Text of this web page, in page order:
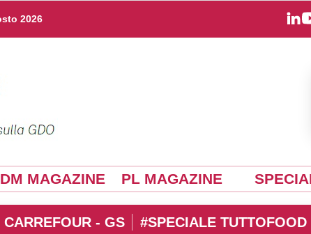
2026
DM MAGAZINE PL MAGAZINE
- GS #SPECIALE TUTTOFOOD